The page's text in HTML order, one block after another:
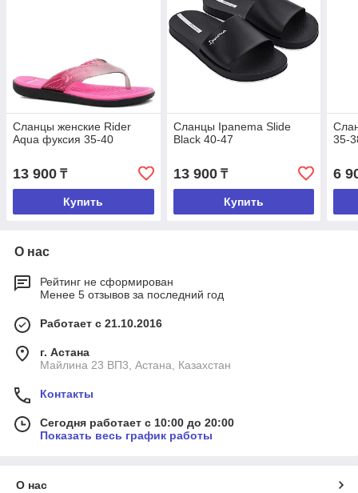
Сланцы женские Rider
Aqua фуксия 35-40
13 900 ₸
Купить
Сланцы Ipanema Slide
Black 40-47
13 900₸
Купить
35-
6
О нас
Рейтинг не сформирован
Менее 5 отзывов за последний год
Работает с 21.10.2016
г. Астана
Майлина 23 ВП3, Астана, Казахстан
Контакты
Сегодня работает с 10:00 до 20:00
Показать весь график работы
О нас